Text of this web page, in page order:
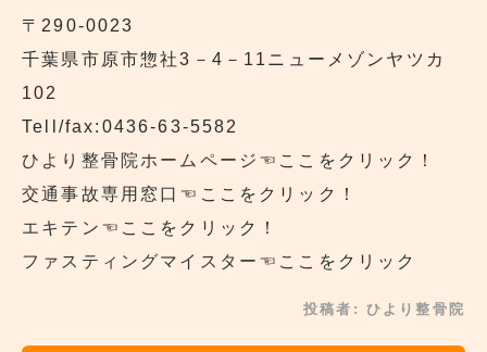
〒290‐0023
千葉県市原市惣社3－4－11ニューメゾンヤツカ
102
Tell/fax:0436-63-5582
ひより整骨院ホームページ ☜ここをクリック！
交通事故専用窓口 ☜ここをクリック！
エキテン ☜ここをクリック！
ファスティングマイスター ☜ここをクリック
投稿者: ひより整骨院